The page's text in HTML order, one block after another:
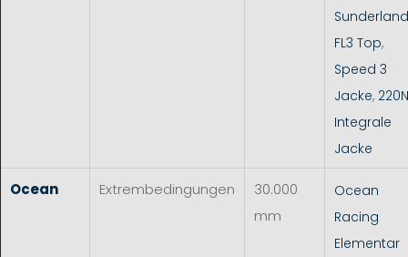
Sunderland
FL3 Top,
Speed 3
Jacke, 220N
Integrale
Jacke
Ocean Extrembedingungen
30.000
mm
Ocean
Racing
Elementar